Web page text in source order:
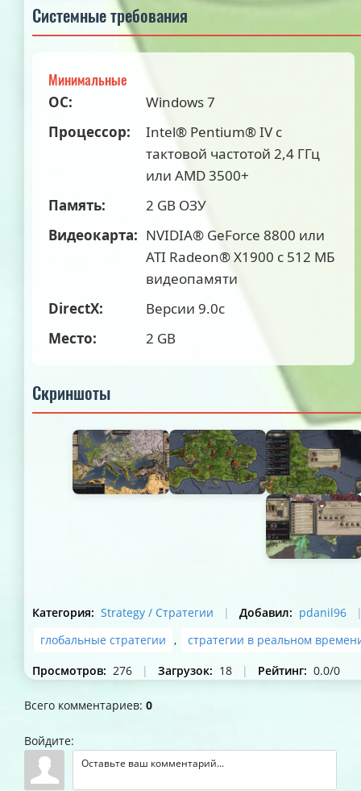
Системные требования
Минимальные
ОС:
Windows 7
Процессор:
Intel® Pentium® IV с
тактовой частотой 2,4 ГГц
или AMD 3500+
Память:
2 GB ОЗУ
Видеокарта: NVIDIA® GeForce 8800 или
ATI Radeon® X1900 с 512 МБ
видеопамяти
DirectX:
Версии 9.0c
Место:
2 GB
Скриншоты
Категория: Strategy / Стратегии | Добавил: pdanil96
глобальные стратегии ,
стратегии в реальном
Просмотров: 276 | Загрузок: 18 | Рейтинг: 0.0/0
Всего комментариев: 0
Войдите: